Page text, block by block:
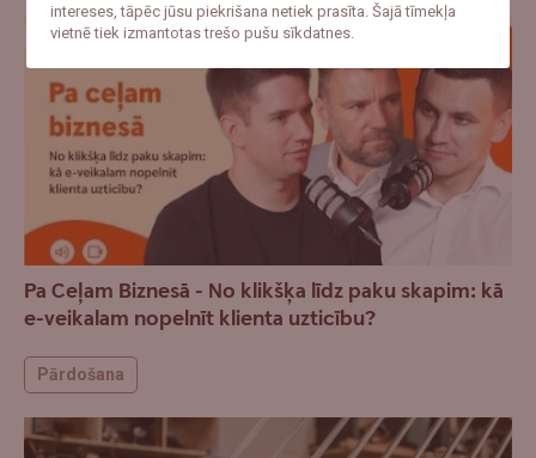
Pa Ceļam Biznesā - No klikšķa līdz paku skapim: kā
e-veikalam nopelnīt klienta uzticību?
Pārdošana
intereses, tāpēc jūsu piekrišana netiek prasīta. Šajā tīmekļa
vietnē tiek izmantotas trešo pušu sīkdatnes.